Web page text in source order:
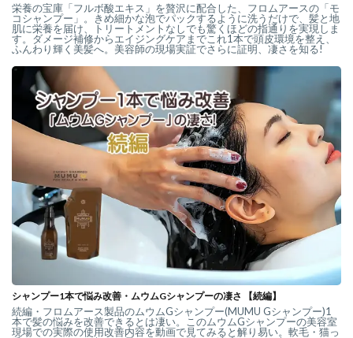
栄養の宝庫「フルボ酸エキス」を贅沢に配合した、フロムアースの「モ
コシャンプー」。きめ細かな泡でパックするように洗うだけで、髪と地
肌に栄養を届け、トリートメントなしでも驚くほどの指通りを実現しま
す。ダメージ補修からエイジングケアまでこれ1本で頭皮環境を整え、
ふんわり輝く美髪へ。美容師の現場実証でさらに証明、凄さを知る!
シャンプー1本で悩み改善・ムウムGシャンプーの凄さ 【続編】
続編・フロムアース製品のムウムGシャンプー(MUMU Gシャンプー)1
本で髪の悩みを改善できるとは凄い。このムウムGシャンプーの美容室
現場での実際の使用改善内容を動画で見てみると解り易い。軟毛・猫っ